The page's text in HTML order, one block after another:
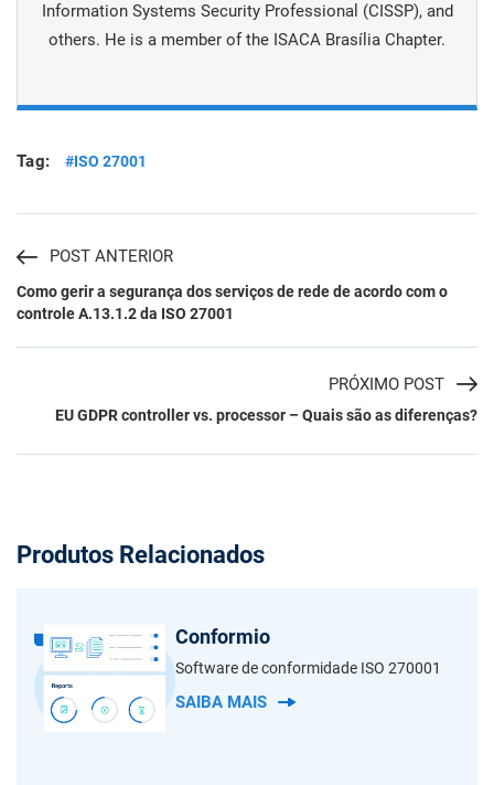
Information Systems Security Professional (CISSP), and
others. He is a member of the ISACA Brasília Chapter.
Tag: #ISO 27001
POST ANTERIOR
Como gerir a segurança dos serviços de rede de acordo com o
controle A.13.1.2 da ISO 27001
PRÓXIMO POST
EU GDPR controller vs. processor – Quais são as diferenças?
Produtos Relacionados
Conformio
Software de conformidade ISO 270001
SAIBA MAIS